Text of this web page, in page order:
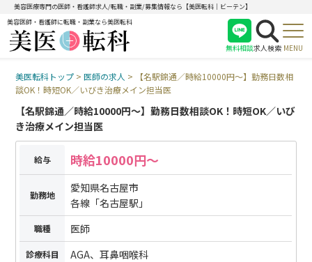
美容医療専門の医師・看護師求人/転職・副業/募集情報なら【美医転科｜ビーテン】
美容医師・看護師に転職・副業なら美医転科
無料相談
医師
求人検索 MENU
美医転科トップ >医師の求人 >
【名駅錦通／時給10000円〜】勤務日数相
談OK！時短OK／いびき治療メイン担当医
【名駅錦通／時給10000円〜】勤務日数相談OK！時短OK／いび
き治療メイン担当医
給与 時給10000円〜
勤務地
愛知県名古屋市
各線「名古屋駅」
職種 医師
診療科目 AGA、耳鼻咽喉科